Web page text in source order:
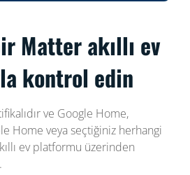
Matter akıllı ev
kontrol edin
ve Google Home,
Home veya seçtiğiniz herhangi
ev platformu üzerinden